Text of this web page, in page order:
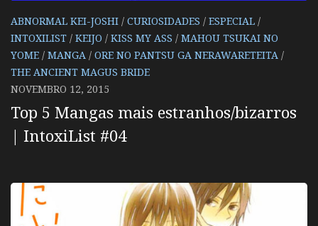
ABNORMAL KEI-JOSHI / CURIOSIDADES / ESPECIAL /
INTOXILIST / KEIJO / KISS MY ASS / MAHOU TSUKAI NO
YOME / MANGA / ORE NO PANTSU GA NERAWARETEITA /
THE ANCIENT MAGUS BRIDE
NOVEMBRO 12, 2015
Top 5 Mangas mais estranhos/bizarros
| IntoxiList #04